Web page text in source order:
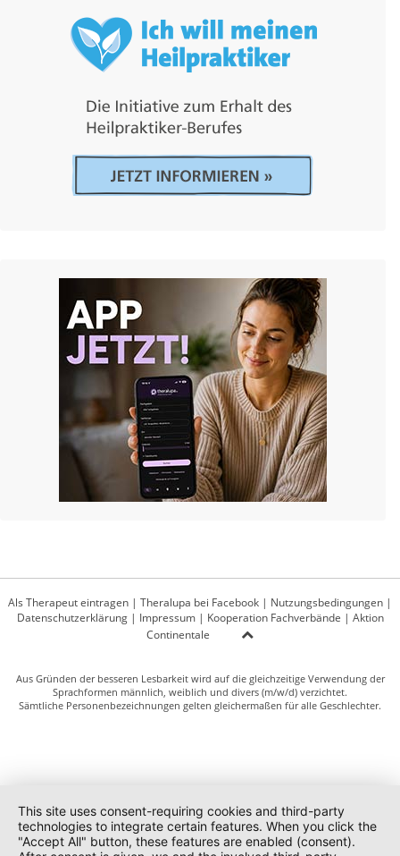
Als Therapeut eintragen | Theralupa bei Facebook | Nutzungsbedingungen |
Datenschutzerklärung| Impressum| Kooperation Fachverbände | Aktion
Continentale
Aus Gründen der besseren Lesbarkeit wird auf die gleichzeitige Verwendung der
Sprachformen männlich, weiblich und divers (m/w/d) verzichtet.
Sämtliche Personenbezeichnungen gelten gleichermaßen für alle Geschlechter.
This site uses consent-requiring cookies and third-party
technologies to integrate certain features. When you click the
"Accept All" button, these features are enabled (consent).